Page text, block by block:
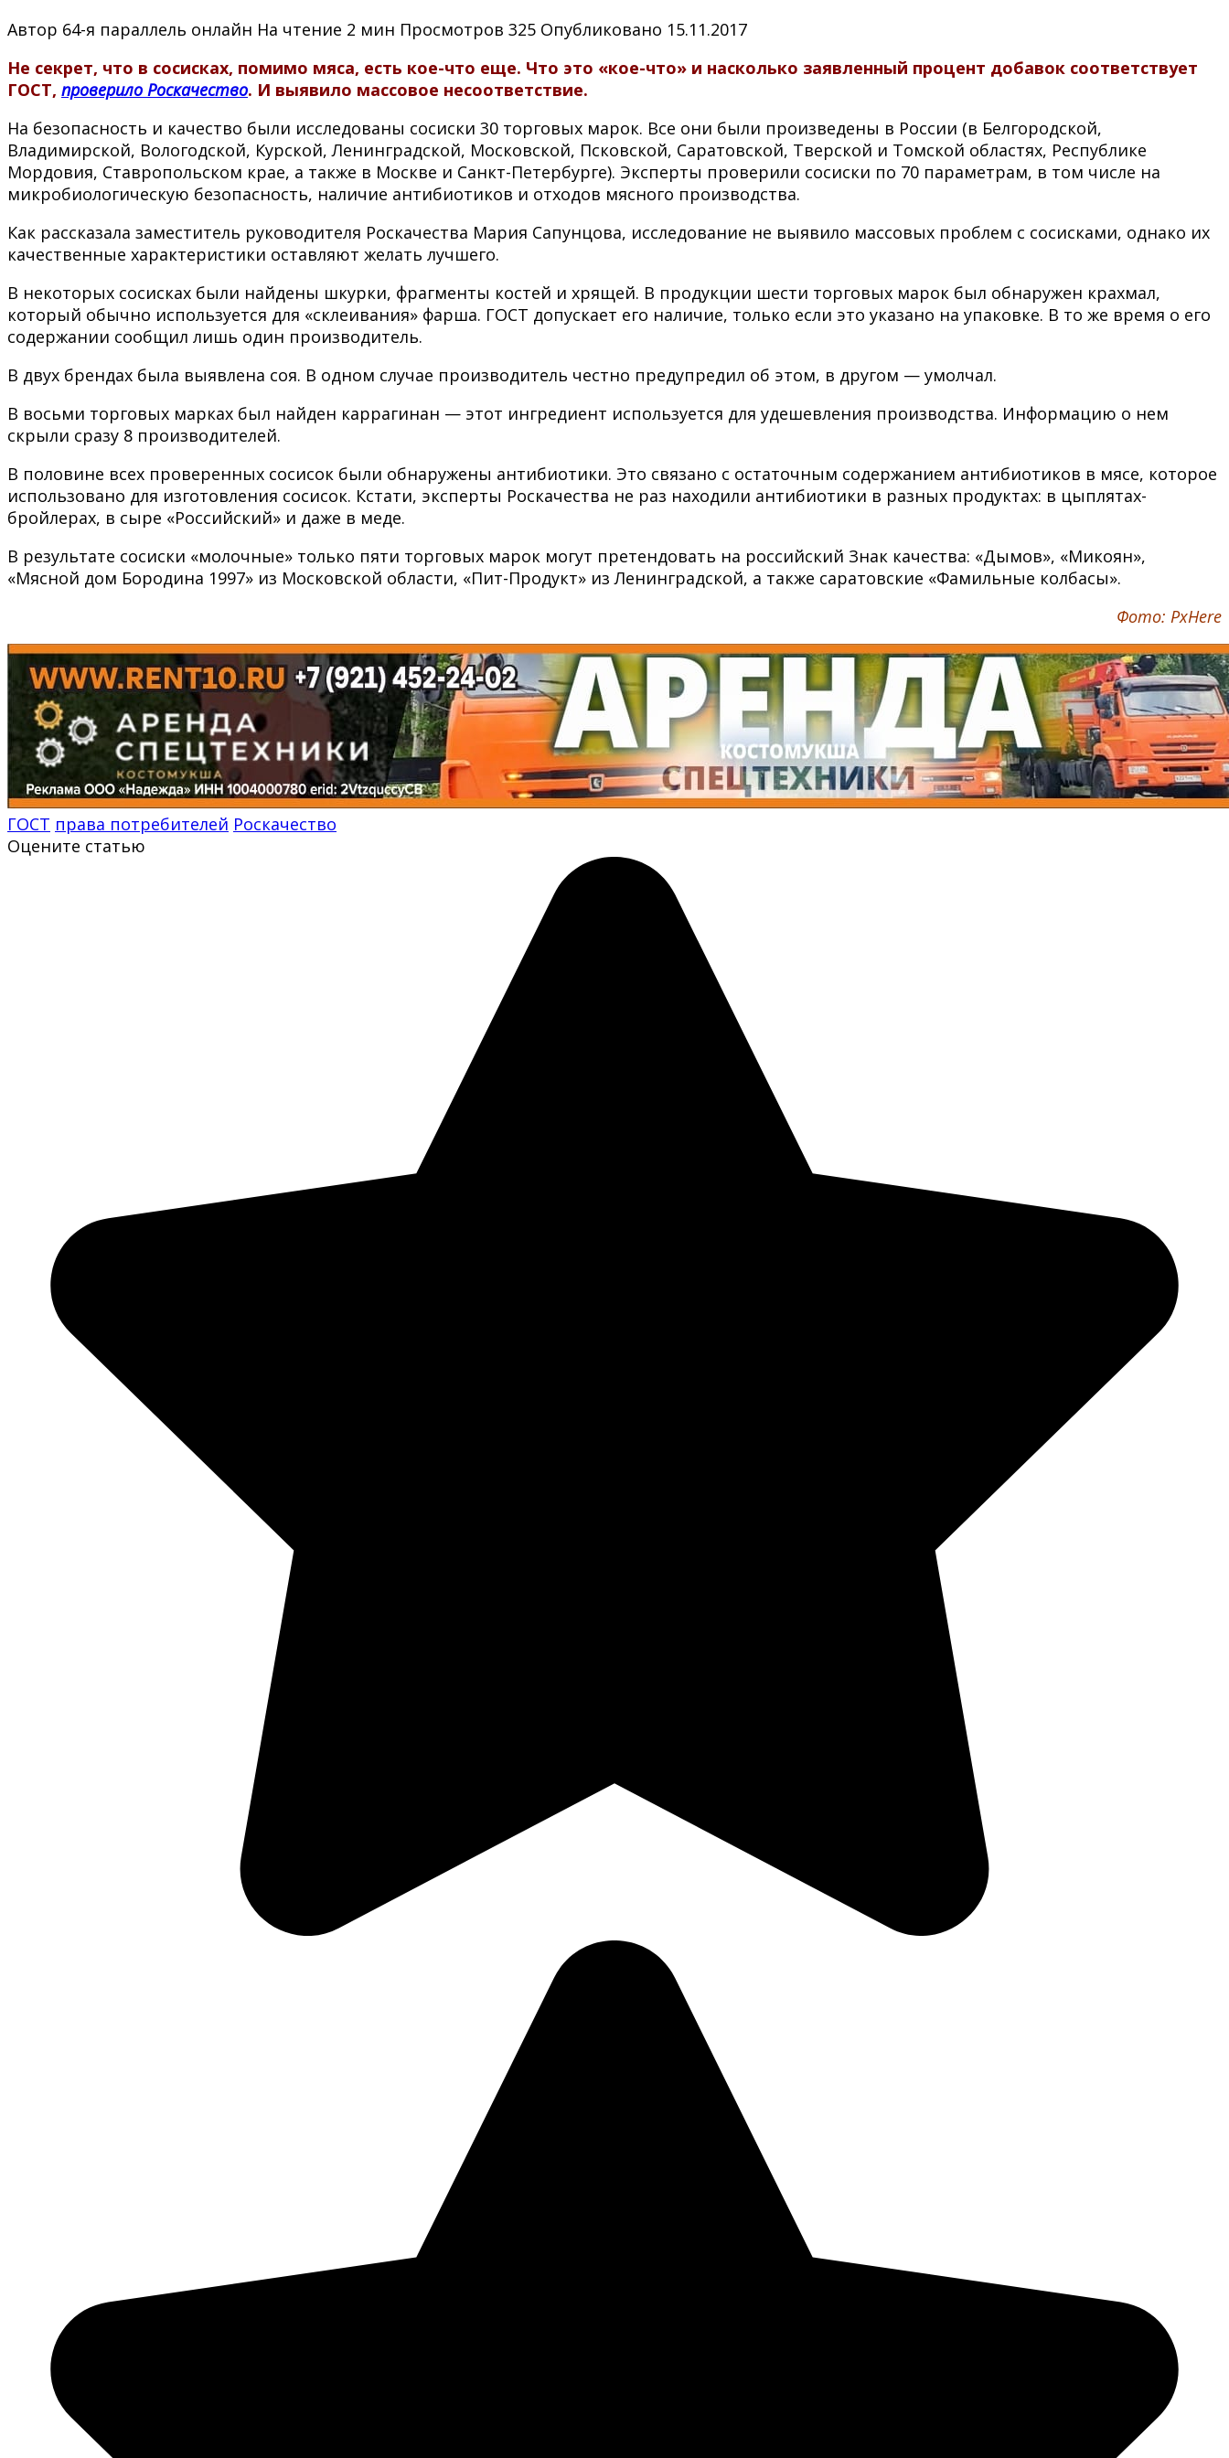
Автор 64-я параллель онлайн На чтение 2 мин Просмотров 325 Опубликовано 15.11.2017
Не секрет, что в сосисках, помимо мяса, есть кое-что еще. Что это «кое-что» и насколько заявленный процент добавок соответствует
ГОСТ, проверило Роскачество. И выявило массовое несоответствие.
На безопасность и качество были исследованы сосиски 30 торговых марок. Все они были произведены в России (в Белгородской,
Владимирской, Вологодской, Курской, Ленинградской, Московской, Псковской, Саратовской, Тверской и Томской областях, Республике
Мордовия, Ставропольском крае, а также в Москве и Санкт-Петербурге). Эксперты проверили сосиски по 70 параметрам, в том числе на
микробиологическую безопасность, наличие антибиотиков и отходов мясного производства.
Как рассказала заместитель руководителя Роскачества Мария Сапунцова, исследование не выявило массовых проблем с сосисками, однако их
качественные характеристики оставляют желать лучшего.
В некоторых сосисках были найдены шкурки, фрагменты костей и хрящей. В продукции шести торговых марок был обнаружен крахмал,
который обычно используется для «склеивания» фарша. ГОСТ допускает его наличие, только если это указано на упаковке. В то же время о его
содержании сообщил лишь один производитель.
В двух брендах была выявлена соя. В одном случае производитель честно предупредил об этом, в другом — умолчал.
В восьми торговых марках был найден каррагинан — этот ингредиент используется для удешевления производства. Информацию о нем
скрыли сразу 8 производителей.
В половине всех проверенных сосисок были обнаружены антибиотики. Это связано с остаточным содержанием антибиотиков в мясе, которое
использовано для изготовления сосисок. Кстати, эксперты Роскачества не раз находили антибиотики в разных продуктах: в цыплятах-
бройлерах, в сыре «Российский» и даже в меде.
В результате сосиски «молочные» только пяти торговых марок могут претендовать на российский Знак качества: «Дымов», «Микоян»,
«Мясной дом Бородина 1997» из Московской области, «Пит-Продукт» из Ленинградской, а также саратовские «Фамильные колбасы».
Фото: PxHere
ГОСТ права потребителей Роскачество
Оцените статью